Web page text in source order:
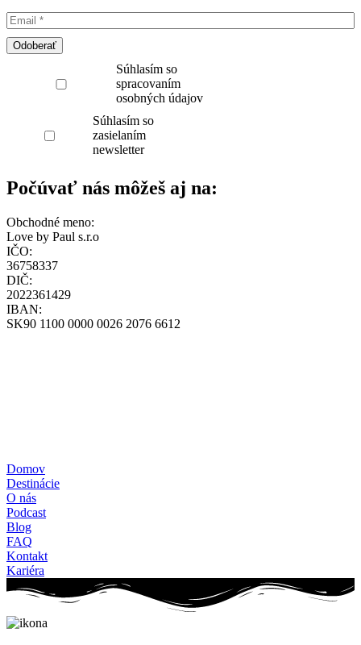
Odoberať
Súhlasím so
spracovaním
osobných údajov
Súhlasím so
zasielaním
newsletter
Počúvať nás môžeš aj na:
Obchodné meno:
Love by Paul s.r.o
IČO:
36758337
DIČ:
2022361429
IBAN:
SK90 1100 0000 0026 2076 6612
Domov
Destinácie
O nás
Podcast
Blog
FAQ
Kontakt
Kariéra